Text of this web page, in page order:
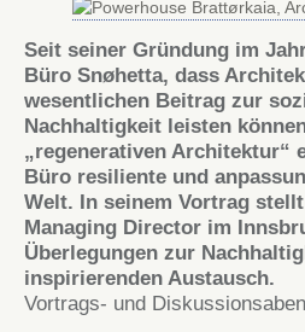
Seit seiner Gründung im
Büro Snøhetta, dass
wesentlichen Beitrag zur
Nachhaltigkeit leisten
„regenerativen Architektur“
Büro resiliente und
Welt. In seinem Vortrag
Managing Director im
Überlegungen zur
inspirierenden Austausch.
Vortrags- und